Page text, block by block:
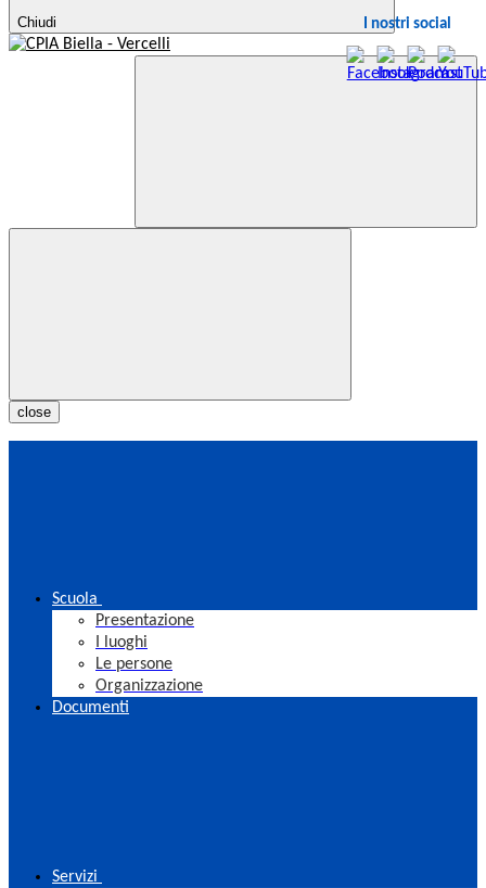
Chiudi I nostri social
close
Scuola
Presentazione
I luoghi
Le persone
Organizzazione
Documenti
Servizi